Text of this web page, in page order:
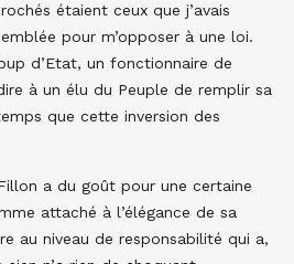
étaient ceux que j’avais
pour m’opposer à une loi.
d’Etat, un fonctionnaire de
à un élu du Peuple de remplir sa
que cette inversion des
a du goût pour une certaine
attaché à l’élégance de sa
au niveau de responsabilité qui a,